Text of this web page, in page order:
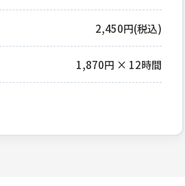
2,450円(税込)
1,870円 × 12時間